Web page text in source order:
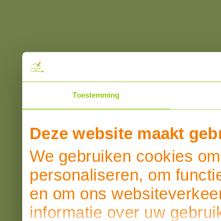
Toestemming
Deze website maakt
We gebruiken cookies
personaliseren, om
en om ons
informatie over uw